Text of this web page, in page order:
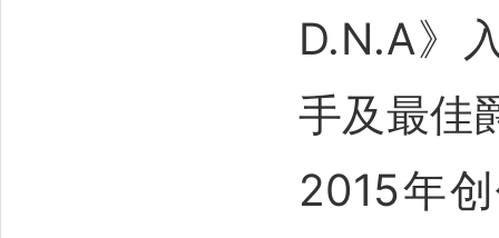
D.N.A》
手及最佳
2015年